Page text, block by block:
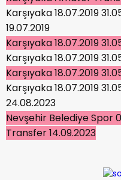
Karşıyaka 18.07.2019
19.07.2019
Karşıyaka 18.07.2019
Karşıyaka 18.07.2019
Karşıyaka 18.07.2019
Karşıyaka 18.07.2019
24.08.2023
Nevşehir Belediye Spor
Transfer 14.09.2023